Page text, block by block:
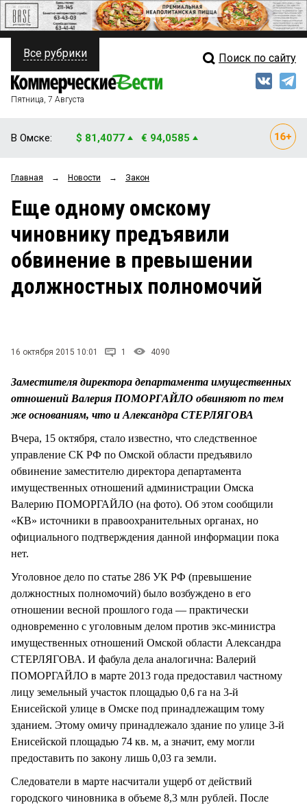
ПОЛИТИКА
ФИНАНСЫ
ОБЩЕСТВО
ЗАКОН
НОВОСТИ КОМПАНИЙ
Свежий выпуск
Рейтинги
Блоги
Архив
Все рубрики Поиск по сайту
Пятница, 7 Августа
В Омске: $ 81,4077 € 94,0585
Главная → Новости → Закон
Еще одному омскому
чиновнику предъявили
обвинение в превышении
должностных полномочий
16 октября 2015 10:01 1 4090
Заместителя директора департамента имущественных
отношений Валерия ПОМОРГАЙЛО обвиняют по тем
же основаниям, что и Александра СТЕРЛЯГОВА
Вчера, 15 октября, стало известно, что следственное
управление СК РФ по Омской области предъявило
обвинение заместителю директора департамента
имущественных отношений администрации Омска
Валерию ПОМОРГАЙЛО (на фото). Об этом сообщили
«КВ» источники в правоохранительных органах, но
официального подтверждения данной информации пока
нет.
Уголовное дело по статье 286 УК РФ (превышение
должностных полномочий) было возбуждено в его
отношении весной прошлого года — практически
одновременно с уголовным делом против экс-министра
имущественных отношений Омской области Александра
СТЕРЛЯГОВА. И фабула дела аналогична: Валерий
ПОМОРГАЙЛО в марте 2013 года предоставил частному
лицу земельный участок площадью 0,6 га на 3-й
Енисейской улице в Омске под принадлежащим тому
зданием. Этому омичу принадлежало здание по улице 3-й
Енисейской площадью 74 кв. м, а значит, ему могли
предоставить по закону лишь 0,03 га земли.
Следователи в марте насчитали ущерб от действий
городского чиновника в объеме 8,3 млн рублей. После